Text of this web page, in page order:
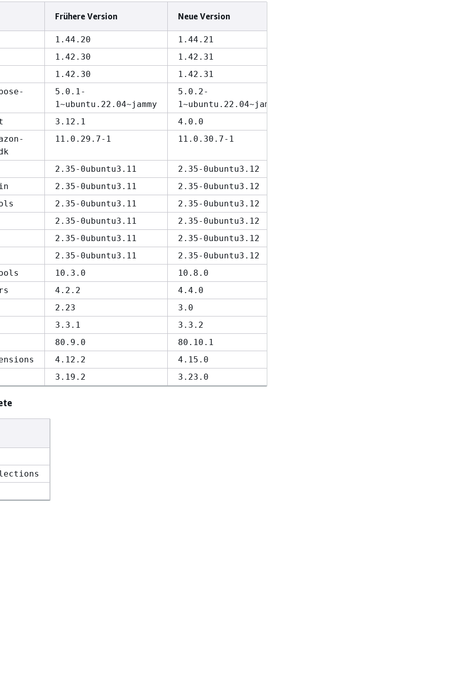
Frühere Version Neue Version
1.44.20
1.44.21
1.42.30
1.42.31
1.42.30
1.42.31
5.0.1-
1~ubuntu.22.04~jammy
5.0.2-
1~ubuntu.22.04~jammy
3.12.1
4.0.0
11.0.29.7-1 11.0.30.7-1
2.35-0ubuntu3.11
2.35-0ubuntu3.12
2.35-0ubuntu3.11
2.35-0ubuntu3.12
2.35-0ubuntu3.11
2.35-0ubuntu3.12
2.35-0ubuntu3.11
2.35-0ubuntu3.12
2.35-0ubuntu3.11
2.35-0ubuntu3.12
2.35-0ubuntu3.11
2.35-0ubuntu3.12
10.3.0
10.8.0
4.2.2
4.4.0
2.23
3.0
3.3.1
3.3.2
80.9.0
80.10.1
4.12.2
4.15.0
3.19.2
3.23.0